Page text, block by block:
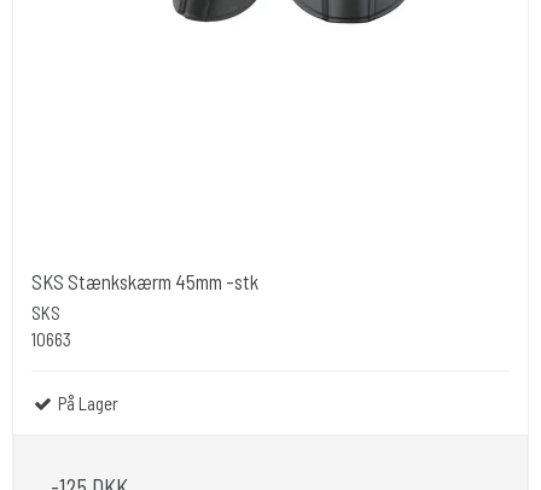
SKS Stænkskærm 45mm -stk
SKS
10663
På Lager